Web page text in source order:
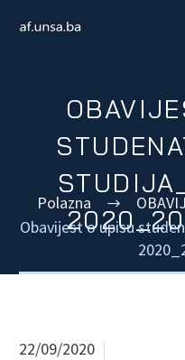
Polazna
Obavijest o upisu
22/09/2020